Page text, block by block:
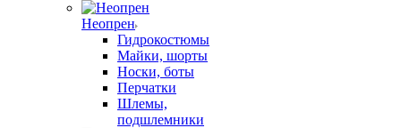
Неопрен
Гидрокостюмы
Майки, шорты
Носки, боты
Перчатки
Шлемы,
подшлемники